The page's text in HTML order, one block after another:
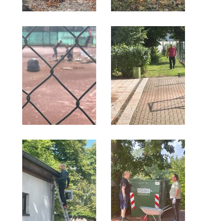
MANNSCHAFTEN
Punktspiele
Punktspiele Wintersaison 2025/2026
Erwachsene
Jugend
TRAINING
Trainingszeiten
Trainer
Platz buchen
Kinder- und Jugendtraining
EVENTS & TURNIERE